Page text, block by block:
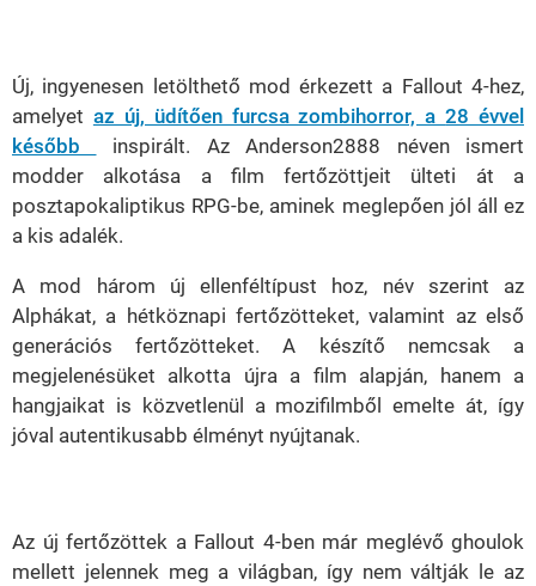
Új, ingyenesen letölthető mod érkezett a Fallout 4-hez,
amelyet az új, üdítően furcsa zombihorror, a28 évvel
később
inspirált. Az Anderson2888 néven ismert
modder alkotása a film fertőzöttjeit ülteti át a
posztapokaliptikus RPG-be, aminek meglepően jól áll ez
a kis adalék.
A mod három új ellenféltípust hoz, név szerint az
Alphákat, a hétköznapi fertőzötteket, valamint azelső
generációs fertőzötteket. A készítő nemcsak a
megjelenésüket alkotta újra a film alapján, hanem a
hangjaikat is közvetlenül a mozifilmből emelte át, így
jóval autentikusabb élményt nyújtanak.
Az új fertőzöttek a Fallout 4-ben már meglévő ghoulok
mellett jelennek meg a világban, így nem váltják le az